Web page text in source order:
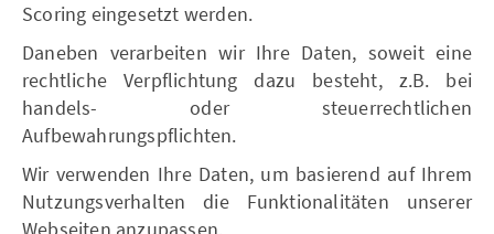
Scoring eingesetzt werden.
Daneben verarbeiten wir Ihre Daten, soweit eine
rechtliche Verpflichtung dazu besteht, z.B. bei
handels- oder steuerrechtlichen
Aufbewahrungspflichten.
Wir verwenden Ihre Daten, um basierend auf Ihrem
Nutzungsverhalten die Funktionalitäten unserer